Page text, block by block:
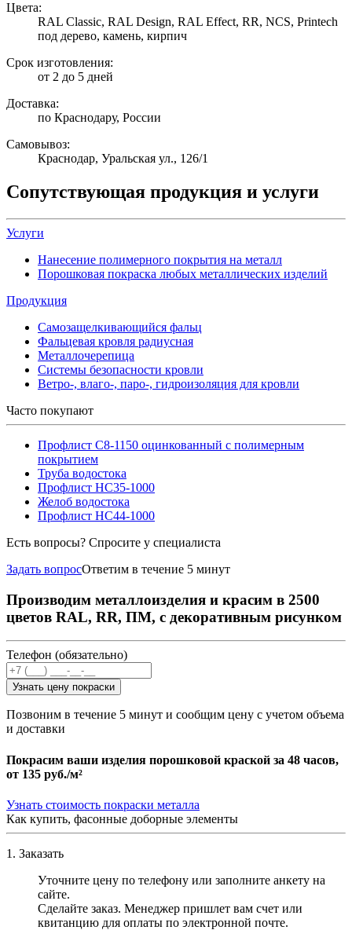
Цвета:
RAL Classic, RAL Design, RAL Effect, RR, NCS, Printech
под дерево, камень, кирпич
Срок изготовления:
от 2 до 5 дней
Доставка:
по Краснодару, России
Самовывоз:
Краснодар, Уральская ул., 126/1
Сопутствующая продукция и услуги
Услуги
Нанесение полимерного покрытия на металл
Порошковая покраска любых металлических изделий
Продукция
Самозащелкивающийся фальц
Фальцевая кровля радиусная
Металлочерепица
Системы безопасности кровли
Ветро-, влаго-, паро-, гидроизоляция для кровли
Часто покупают
Профлист С8-1150 оцинкованный с полимерным
покрытием
Труба водостока
Профлист НС35-1000
Желоб водостока
Профлист НС44-1000
Есть вопросы? Спросите у специалиста
Задать вопросОтветим в течение 5 минут
Производим металлоизделия и красим в 2500
цветов RAL, RR, ПМ, с декоративным рисунком
Телефон (обязательно)
Узнать цену покраски
Позвоним в течение 5 минут и сообщим цену с учетом объема
и доставки
Покрасим ваши изделия порошковой краской за 48 часов,
от 135 руб./м²
Узнать стоимость покраски металла
Как купить, фасонные доборные элементы
1. Заказать
Уточните цену по телефону или заполните анкету на
сайте.
Сделайте заказ. Менеджер пришлет вам счет или
квитанцию для оплаты по электронной почте.